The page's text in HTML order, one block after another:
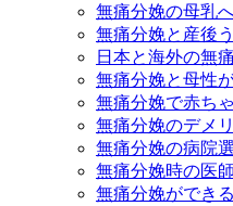
無痛分娩の母乳
無痛分娩と産後
日本と海外の無
無痛分娩と母性
無痛分娩で赤ち
無痛分娩のデメ
無痛分娩の病院
無痛分娩時の医
無痛分娩ができ